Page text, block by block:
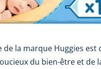
de la marque Huggies est
du bien-être et de